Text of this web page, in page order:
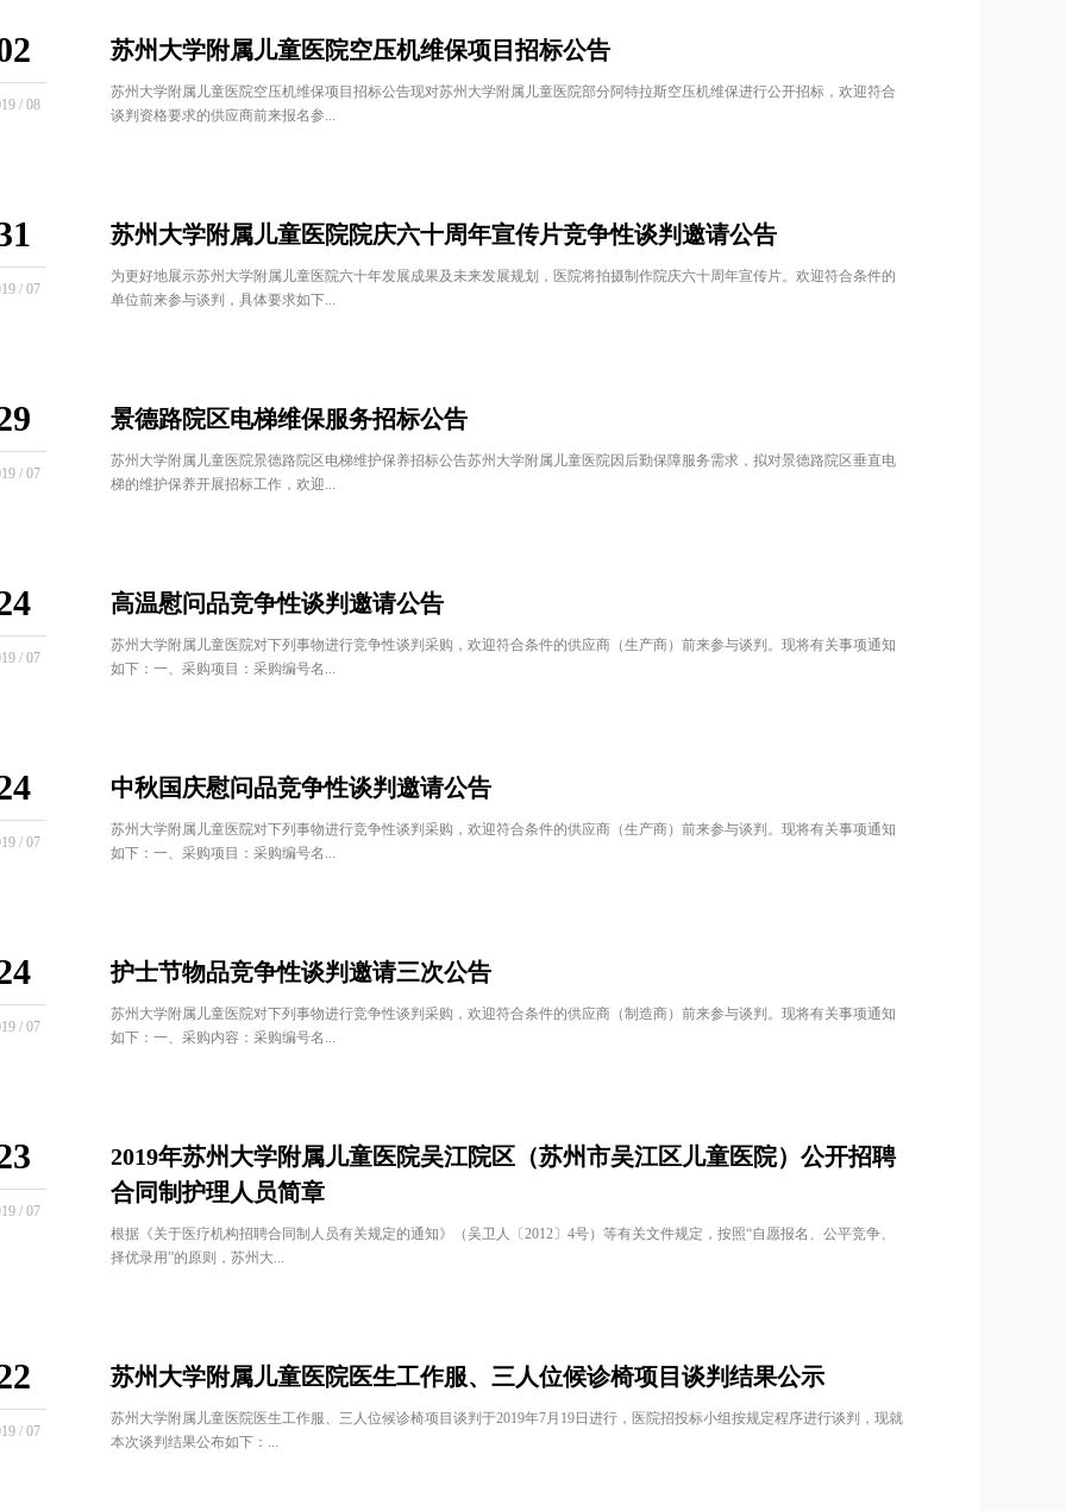
/ 08
苏州大学附属儿童医院空压机维保项目招标公告
苏州大学附属儿童医院空压机维保项目招标公告现对苏州大学附属儿童医院部分阿特拉斯空压机维保进行公开招标，欢迎符合
谈判资格要求的供应商前来报名参...
/ 07
苏州大学附属儿童医院院庆六十周年宣传片竞争性谈判邀请公告
为更好地展示苏州大学附属儿童医院六十年发展成果及未来发展规划，医院将拍摄制作院庆六十周年宣传片。欢迎符合条件的
单位前来参与谈判，具体要求如下...
/ 07
景德路院区电梯维保服务招标公告
苏州大学附属儿童医院景德路院区电梯维护保养招标公告苏州大学附属儿童医院因后勤保障服务需求，拟对景德路院区垂直电
梯的维护保养开展招标工作，欢迎...
/ 07
高温慰问品竞争性谈判邀请公告
苏州大学附属儿童医院对下列事物进行竞争性谈判采购，欢迎符合条件的供应商（生产商）前来参与谈判。现将有关事项通知
如下：一、采购项目：采购编号名...
/ 07
中秋国庆慰问品竞争性谈判邀请公告
苏州大学附属儿童医院对下列事物进行竞争性谈判采购，欢迎符合条件的供应商（生产商）前来参与谈判。现将有关事项通知
如下：一、采购项目：采购编号名...
/ 07
护士节物品竞争性谈判邀请三次公告
苏州大学附属儿童医院对下列事物进行竞争性谈判采购，欢迎符合条件的供应商（制造商）前来参与谈判。现将有关事项通知
如下：一、采购内容：采购编号名...
/ 07
2019年苏州大学附属儿童医院吴江院区（苏州市吴江区儿童医院）公开招聘
合同制护理人员简章
根据《关于医疗机构招聘合同制人员有关规定的通知》（吴卫人〔2012〕4号）等有关文件规定，按照“自愿报名、公平竞争、
择优录用”的原则，苏州大...
/ 07
苏州大学附属儿童医院医生工作服、三人位候诊椅项目谈判结果公示
苏州大学附属儿童医院医生工作服、三人位候诊椅项目谈判于2019年7月19日进行，医院招投标小组按规定程序进行谈判，现就
本次谈判结果公布如下：...